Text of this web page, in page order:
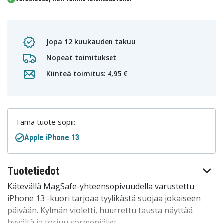
Jopa 12 kuukauden takuu
Nopeat toimitukset
Kiinteä toimitus: 4,95 €
Tuotetiedot
Kätevällä MagSafe-yhteensopivuudella varustettu
iPhone 13 -kuori tarjoaa tyylikästä suojaa jokaiseen
päivään. Kylmän violetti, huurrettu tausta näyttää
Tämä tuote sopii:
Apple iPhone 13